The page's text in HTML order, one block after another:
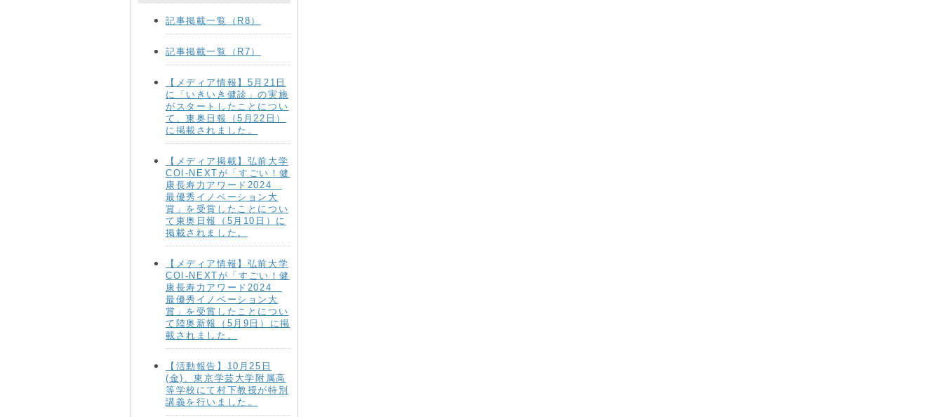
記事掲載一覧（R8）
記事掲載一覧（R7）
【メディア情報】5月21日
に「いきいき健診」の実施
がスタートしたことについ
て、東奥日報（5月22日）
に掲載されました。
【メディア掲載】弘前大学
COI-NEXTが「すごい！健
康長寿力アワード2024
最優秀イノベーション大
賞」を受賞したことについ
て東奥日報（5月10日）に
掲載されました。
【メディア情報】弘前大学
COI-NEXTが「すごい！健
康長寿力アワード2024
最優秀イノベーション大
賞」を受賞したことについ
て陸奥新報（5月9日）に掲
載されました。
【活動報告】10月25日
(金)、東京学芸大学附属高
等学校にて村下教授が特別
講義を行いました。